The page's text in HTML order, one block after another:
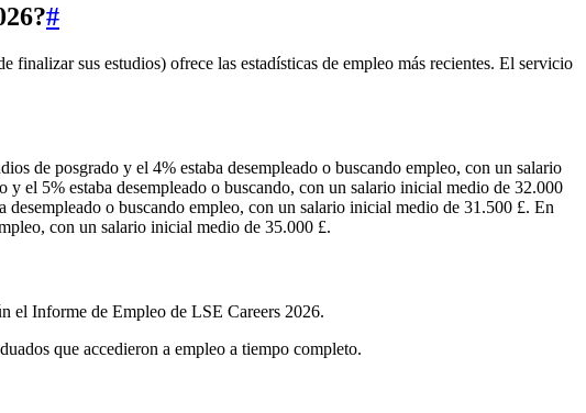
#
sus estudios) ofrece las estadísticas de empleo más recientes. El servicio
de posgrado y el 4% estaba desempleado o buscando empleo, con un salario
el 5% estaba desempleado o buscando, con un salario inicial medio de 32.000
o buscando empleo, con un salario inicial medio de 31.500 £. En
con un salario inicial medio de 35.000 £.
el Informe de Empleo de LSE Careers 2026.
que accedieron a empleo a tiempo completo.